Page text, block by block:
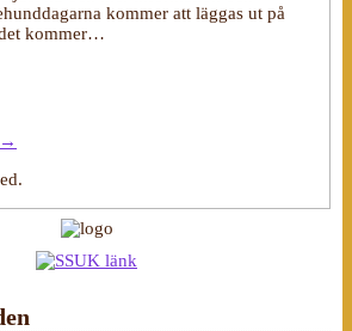
kommer att läggas ut på
kommer…
→